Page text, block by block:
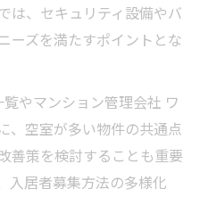
は、セキュリティ設備やバ
ーズを満たすポイントとな
やマンション管理会社 ワ
、空室が多い物件の共通点
善策を検討することも重要
入居者募集方法の多様化